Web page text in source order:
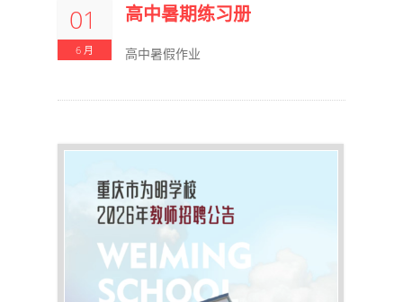
01
6 月
高中暑期练习册
高中暑假作业